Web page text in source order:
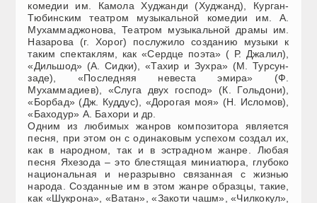
комедии им. Камола Худжанди (Худжанд), Курган-
Тюбинским театром музыкальной комедии им. А.
Мухаммаджонова, Театром музыкальной драмы им.
Назарова (г. Хорог) послужило созданию музыки к
таким спектаклям, как «Сердце поэта» ( Р. Джалил),
«Дильшод» (А. Сидки), «Тахир и Зухра» (М. Турсун-
заде), «Последняя невеста эмира» (Ф.
Мухаммадиев), «Слуга двух господ» (К. Гольдони),
«Борбад» (Дж. Куддус), «Дорогая моя» (Н. Исломов),
«Баходур» А. Бахори и др.
Одним из любимых жанров композитора является
песня, при этом он с одинаковым успехом создал их,
как в народном, так и в эстрадном жанре. Любая
песня Яхезода – это блестящая миниатюра, глубоко
национальная и неразрывно связанная с жизнью
народа. Созданные им в этом жанре образцы, такие,
как «Шукрона», «Ватан», «Закоти чашм», «Чилкокул»,